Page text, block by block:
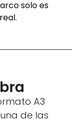
solo es
A3
de las